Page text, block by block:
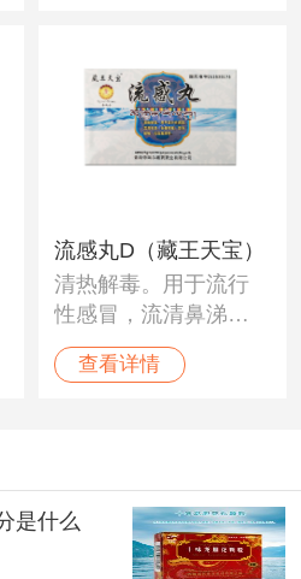
流感丸D（藏王天宝）
清热解毒。用于流行
性感冒，流清鼻涕，
头痛咳嗽，周身酸
痛，炎症发烧等。
查看详情
是什么